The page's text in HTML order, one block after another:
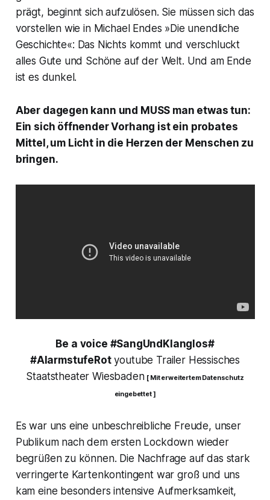
prägt, beginnt sich aufzulösen. Sie müssen sich das
vorstellen wie in Michael Endes »Die unendliche
Geschichte«: Das Nichts kommt und verschluckt
alles Gute und Schöne auf der Welt. Und am Ende
ist es dunkel.
Aber dagegen kann und MUSS man etwas tun:
Ein sich öffnender Vorhang ist ein probates
Mittel, um Licht in die Herzen der Menschen zu
bringen.
Be a voice #SangUndKlanglos#
#AlarmstufeRotyoutube Trailer Hessisches
Staatstheater Wiesbaden [ Mit erweitertem Datenschutz
eingebettet ]
Es war uns eine unbeschreibliche Freude, unser
Publikum nach dem ersten Lockdown wieder
begrüßen zu können. Die Nachfrage auf das stark
verringerte Kartenkontingent war groß und uns
kam eine besonders intensive Aufmerksamkeit,